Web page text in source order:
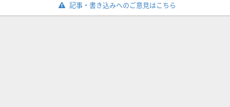
記事・書き込みへのご意見はこちら